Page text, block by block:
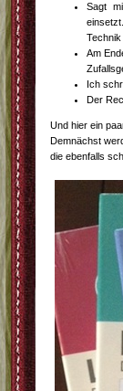
Sagt
Am
Ich
Der
Und hier ein
Demnächst
die ebenfalls